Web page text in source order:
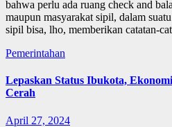
bahwa perlu ada ruang check and
maupun masyarakat sipil, dalam
sipil bisa, lho, memberikan catatan-
Pemerintahan
Lepaskan Status Ibukota,
Cerah
April 27, 2024